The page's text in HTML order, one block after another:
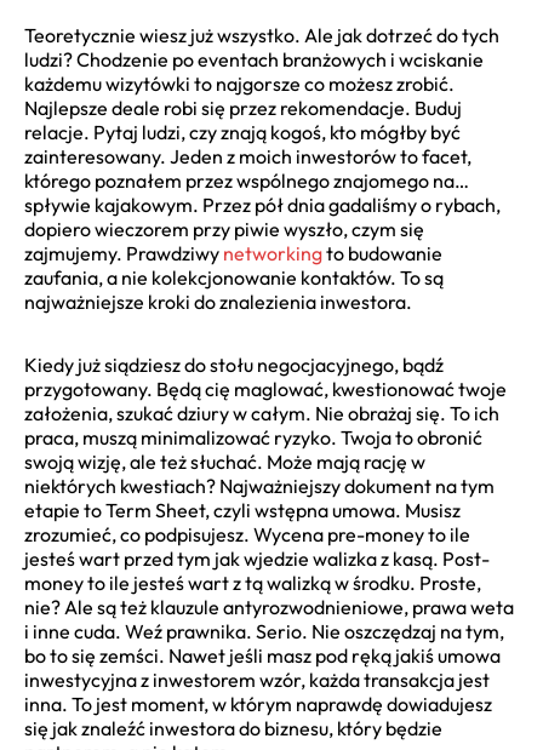
Teoretycznie wiesz już wszystko. Ale jak dotrzeć do tych
ludzi? Chodzenie po eventach branżowych i wciskanie
każdemu wizytówki to najgorsze co możesz zrobić.
Najlepsze deale robi się przez rekomendacje. Buduj
relacje. Pytaj ludzi, czy znają kogoś, kto mógłby być
zainteresowany. Jeden z moich inwestorów to facet,
którego poznałem przez wspólnego znajomego na…
spływie kajakowym. Przez pół dnia gadaliśmy o rybach,
dopiero wieczorem przy piwie wyszło, czym się
zajmujemy. Prawdziwy networkingto budowanie
zaufania, a nie kolekcjonowanie kontaktów. To są
najważniejsze kroki do znalezienia inwestora.
Kiedy już siądziesz do stołu negocjacyjnego, bądź
przygotowany. Będą cię maglować, kwestionować twoje
założenia, szukać dziury w całym. Nie obrażaj się. To ich
praca, muszą minimalizować ryzyko. Twoja to obronić
swoją wizję, ale też słuchać. Może mają rację w
niektórych kwestiach? Najważniejszy dokument na tym
etapie to Term Sheet, czyli wstępna umowa. Musisz
zrozumieć, co podpisujesz. Wycena pre-money to ile
jesteś wart przed tym jak wjedzie walizka z kasą. Post-
money to ile jesteś wart z tą walizką w środku. Proste,
nie? Ale są też klauzule antyrozwodnieniowe, prawa weta
i inne cuda. Weź prawnika. Serio. Nie oszczędzaj na tym,
bo to się zemści. Nawet jeśli masz pod ręką jakiś umowa
inwestycyjna z inwestorem wzór, każda transakcja jest
inna. To jest moment, w którym naprawdę dowiadujesz
się jak znaleźć inwestora do biznesu, który będzie